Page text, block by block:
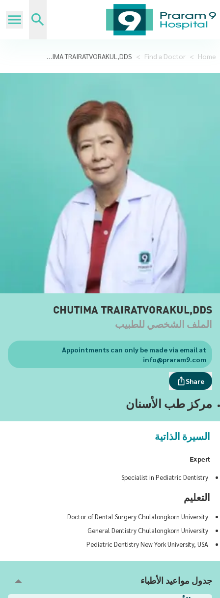
Home
>
Find a Doctor
>
CHUTIMA TRAIRATVORAKUL,DDS
CHUTIMA TRAIRATVORAKUL,DDS
الملف الشخصي للطبيب
Appointments can only be made via email at
info@praram9.com
Share
مركز طب الأسنان
السيرة الذاتية
Expert
Specialist in Pediatric Dentistry
التعليم
Doctor of Dental Surgery Chulalongkorn University
General Dentistry Chulalongkorn University
Pediatric Dentistry New York University, USA
جدول مواعيد الأطباء